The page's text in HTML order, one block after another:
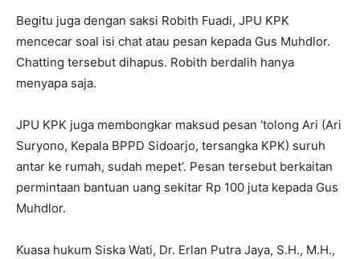
Begitu juga dengan saksi Robith Fuadi, JPU KPK
mencecar soal isi chat atau pesan kepada Gus Muhdlor.
Chatting tersebut dihapus. Robith berdalih hanya
menyapa saja.
JPU KPK juga membongkar maksud pesan ‘tolong Ari (Ari
Suryono, Kepala BPPD Sidoarjo, tersangka KPK) suruh
antar ke rumah, sudah mepet’. Pesan tersebut berkaitan
permintaan bantuan uang sekitar Rp 100 juta kepada Gus
Muhdlor.
Kuasa hukum Siska Wati, Dr. Erlan Putra Jaya, S.H., M.H.,